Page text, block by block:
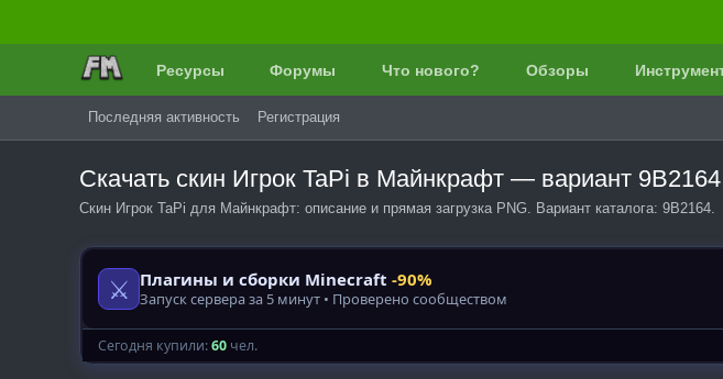
Ресурсы Форумы Что нового? Обзоры
Последняя активность Регистрация
Скачать скин Игрок TaPi в Майнкрафт — вариант 9B2164
Скин Игрок TaPi для Майнкрафт: описание и прямая загрузка PNG. Вариант каталога: 9B2164.